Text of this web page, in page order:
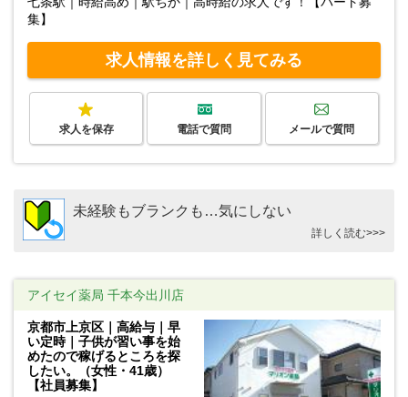
集】
求人情報を詳しく見てみる
求人を保存 電話で質問 メールで質問
未経験もブランクも…気にしない
詳しく読む>>>
アイセイ薬局 千本今出川店
京都市上京区｜高給与｜早
い定時｜子供が習い事を始
めたので稼げるところを探
したい。（女性・41歳）
【社員募集】